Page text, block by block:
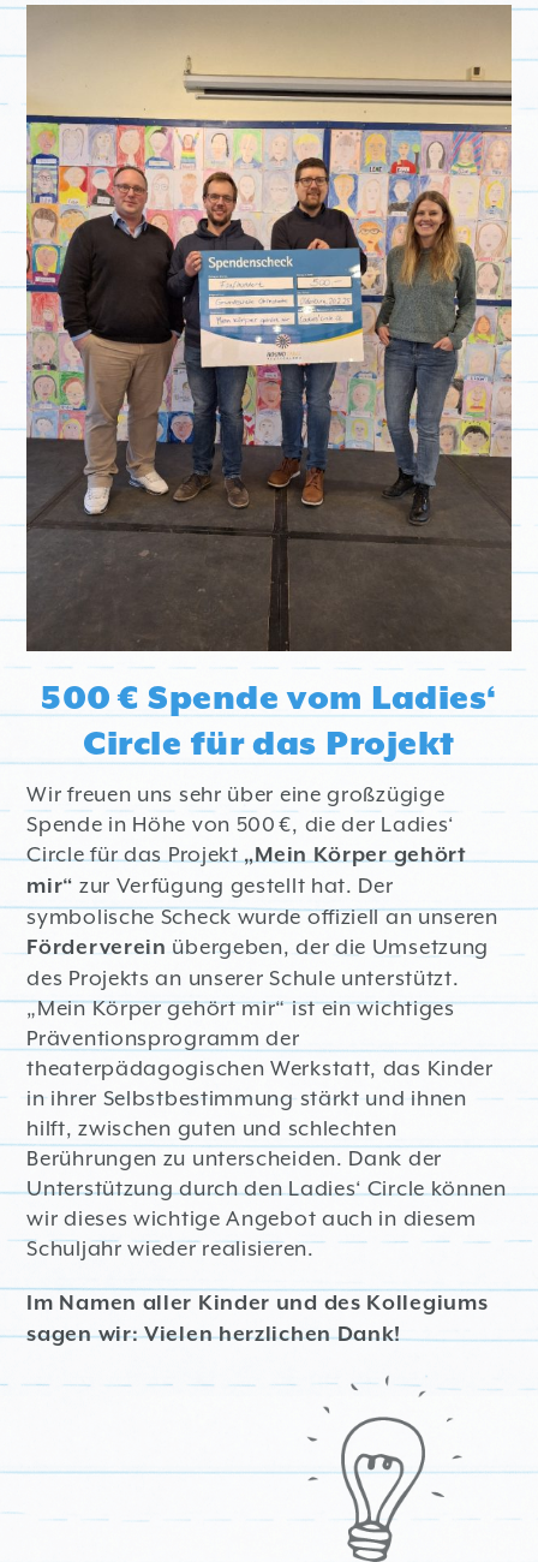
500 € Spende vom Ladies‘
Circle für das Projekt
Wir freuen uns sehr über eine großzügige
Spende in Höhe von 500 €, die der Ladies‘
Circle für das Projekt „Mein Körper gehört
mir“ zur Verfügung gestellt hat. Der
symbolische Scheck wurde offiziell an unseren
Förderverein übergeben, der die Umsetzung
des Projekts an unserer Schule unterstützt.
„Mein Körper gehört mir“ ist ein wichtiges
Präventionsprogramm der
theaterpädagogischen Werkstatt, das Kinder
in ihrer Selbstbestimmung stärkt und ihnen
hilft, zwischen guten und schlechten
Berührungen zu unterscheiden. Dank der
Unterstützung durch den Ladies‘ Circle können
wir dieses wichtige Angebot auch in diesem
Schuljahr wieder realisieren.
Im Namen aller Kinder und des Kollegiums
sagen wir: Vielen herzlichen Dank!